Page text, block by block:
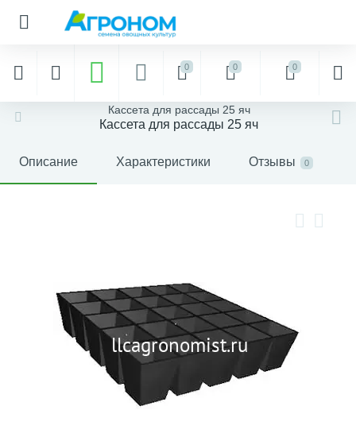
0 0 0
Кассета для рассады 25 яч
Кассета для рассады 25 яч
Описание Характеристики Отзывы 0